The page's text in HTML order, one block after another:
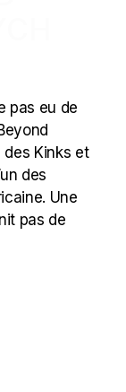
pas eu de
des Kinks et
des
Une
pas de